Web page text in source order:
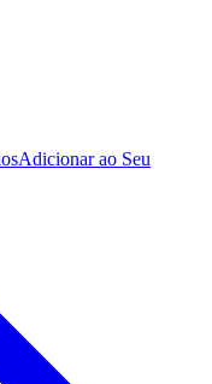
Adicionar ao Seu